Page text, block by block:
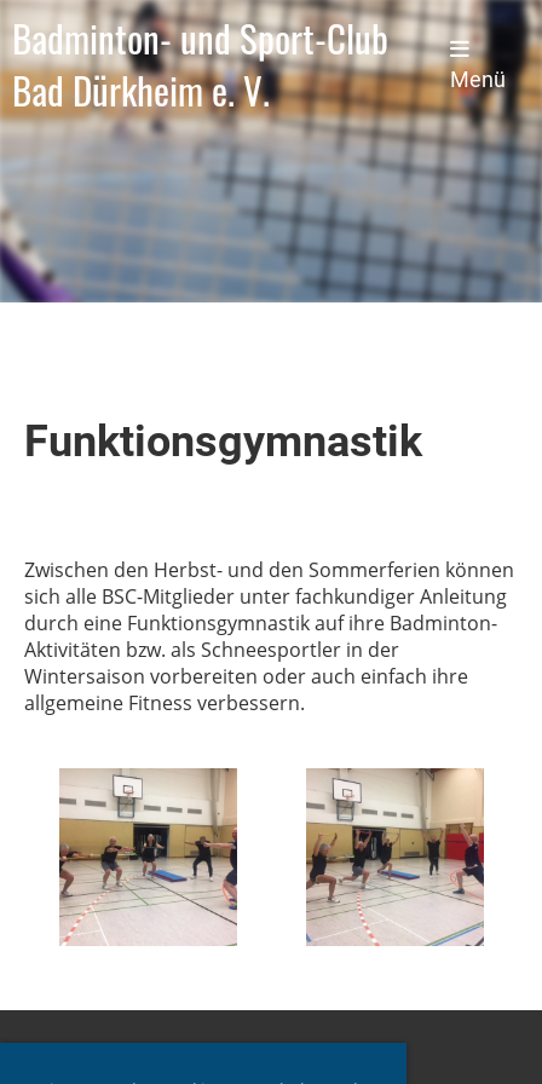
Badminton- und Sport-Club
Bad Dürkheim e. V.
Menü
Funktionsgymnastik
Zwischen den Herbst- und den Sommerferien können
sich alle BSC-Mitglieder unter fachkundiger Anleitung
durch eine Funktionsgymnastik auf ihre Badminton-
Aktivitäten bzw. als Schneesportler in der
Wintersaison vorbereiten oder auch einfach ihre
allgemeine Fitness verbessern.